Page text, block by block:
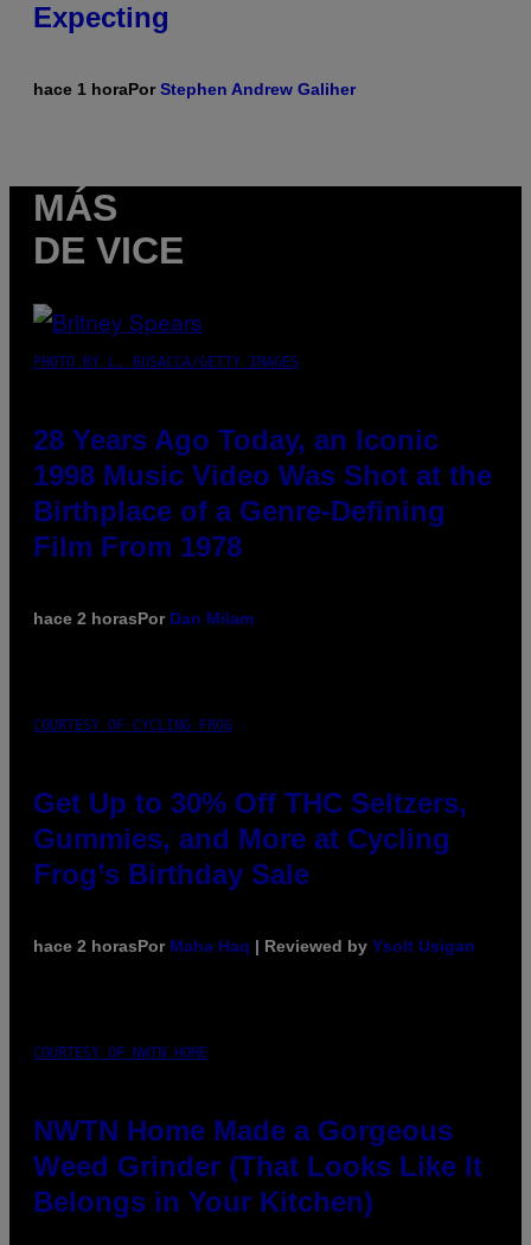
Expecting
hace 1 horaPorStephen Andrew Galiher
MÁS
DE VICE
PHOTO BY L. BUSACCA/GETTY IMAGES
28 Years Ago Today, an Iconic
1998 Music Video Was Shot at the
Birthplace of a Genre-Defining
Film From 1978
hace 2 horasPor Dan Milam
COURTESY OF CYCLING FROG
Get Up to 30% Off THC Seltzers,
Gummies, and More at Cycling
Frog’s Birthday Sale
hace 2 horasPor Maha Haq | Reviewed by Ysolt Usigan
COURTESY OF NWTN HOME
NWTN Home Made a Gorgeous
Weed Grinder (That Looks Like It
Belongs in Your Kitchen)